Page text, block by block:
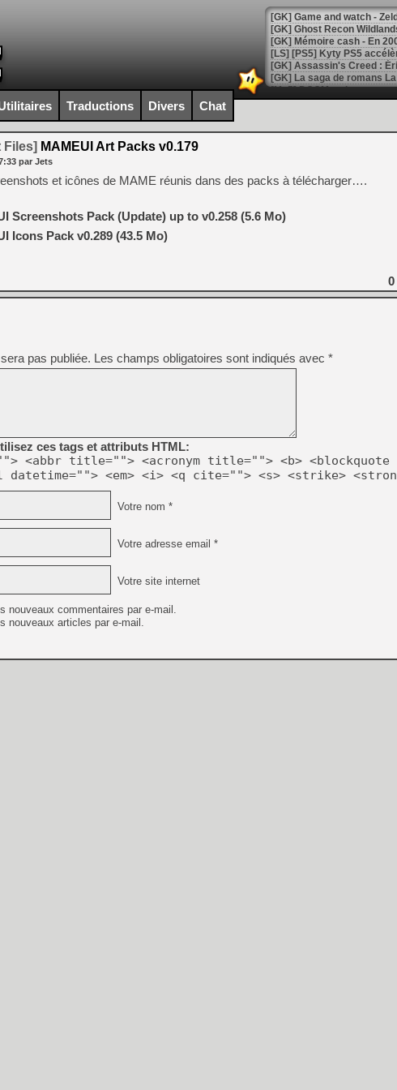
[Mo5] DOOM arrive en
[GK] Bethesda fête les 30
[GK] Roblox : l'action en
[GK] Agenda - GeForce
[GK] Devolver Digital en a
[LS] [PS5] ps5-y2jb-
[GK] Pourquoi Marvel
[GK] Test : Restory : Chill
[GK] GTA 6 : Rockstar
[GK] Hot Wheels Infinite
[GK] Mémoire cash -
[GK] Résultats Nintendo :
[GK] Déjà des
[Mo5] Brickboy cherche à
[GK] Minecraft et ses «
[GK] Beast of
[GK] Ubisoft : fin de partie
[GK] Mémoire cash -
[GK] Dan Houser (GTA)
[GK] Comment EA Sports
[GK] Crimson Moon : un
[GK] Isle of Reveries : le
[GK] Moonlighter 2 : The
[GK] Capcom relance
[Mo5] Deux inédits du
[GK] Le beat'em up The
[GK] Endless Legend 2 :
[LS] [PS5] Premiers
Traductions Divers Chat
Files] MAMEUI Art Packs v0.179
par Jets
et icônes de MAME réunis dans des packs à télécharger….
Screenshots Pack (Update) up to v0.258 (5.6 Mo)
Icons Pack v0.289 (43.5 Mo)
0
pas publiée. Les champs obligatoires sont indiqués avec *
ces tags et attributs HTML:
<abbr title=""> <acronym title=""> <b> <blockquote
datetime=""> <em> <i> <q cite=""> <s> <strike>
Votre nom *
Votre adresse email *
Votre site internet
nouveaux commentaires par e-mail.
nouveaux articles par e-mail.